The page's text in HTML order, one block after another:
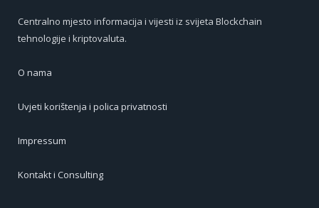
Centralno mjesto informacija i vijesti iz svijeta Blockchain
tehnologije i kriptovaluta.
O nama
Uvjeti korištenja i polica privatnosti
Impressum
Kontakt i Consulting